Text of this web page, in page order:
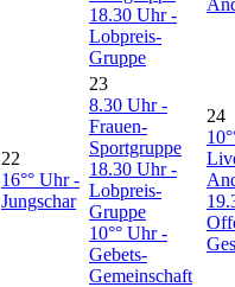
18.30 Uhr -
Lobpreis-
Gruppe
22
16°° Uhr -
Jungschar
23
8.30 Uhr -
Frauen-
Sportgruppe
18.30 Uhr -
Lobpreis-
Gruppe
10°° Uhr -
Gebets-
Gemeinschaft
24